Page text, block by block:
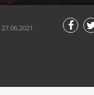
27.06.2021